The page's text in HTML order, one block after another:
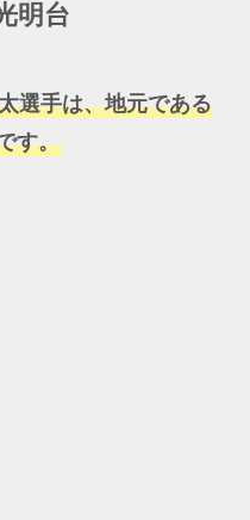
明台
選手は、地元である
す。